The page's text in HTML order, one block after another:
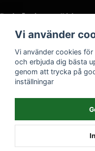
Betalningssätt
Vi använder
Vi använder cookies
och erbjuda dig bästa
genom att trycka på
inställningar